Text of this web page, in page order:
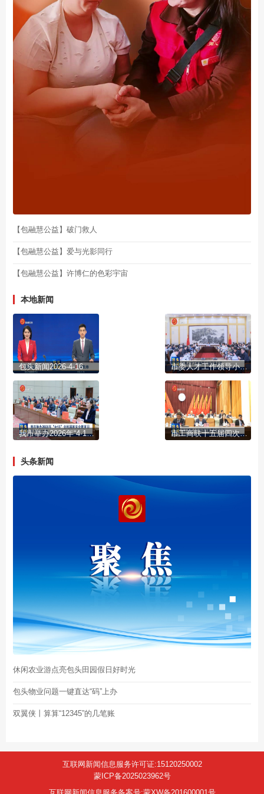
【包融慧公益】破门救人
【包融慧公益】爱与光影同行
【包融慧公益】许博仁的色彩宇宙
本地新闻
包头新闻2026-4-16 市委人才工作领导小组召开会议
我市举办2026年“4·15”全民国家安全教育日集中宣传活动 市工商联十五届四次执委会议召开
头条新闻
休闲农业游点亮包头田园假日好时光
包头物业问题一键直达“码”上办
双翼侠丨算算“12345”的几笔账
互联网新闻信息服务许可证:15120250002
蒙ICP备2025023962号